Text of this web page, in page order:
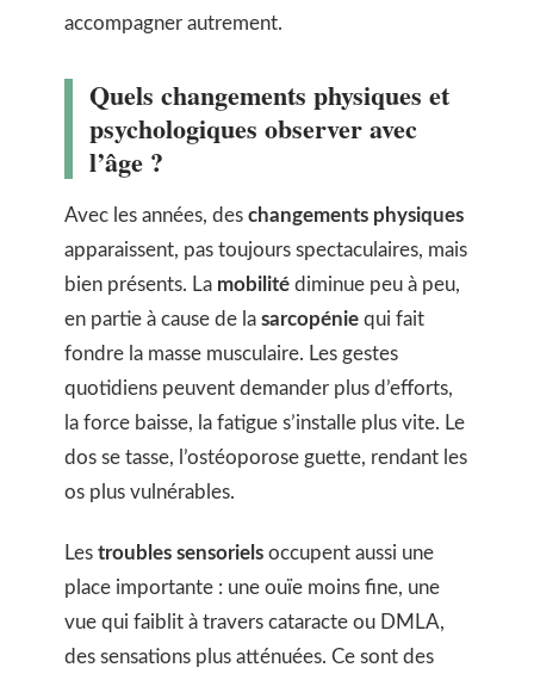
accompagner autrement.
Quels changements physiques et
psychologiques observer avec
l’âge ?
Avec les années, des changements physiques
apparaissent, pas toujours spectaculaires, mais
bien présents. La mobilité diminue peu à peu,
en partie à cause de la sarcopénie qui fait
fondre la masse musculaire. Les gestes
quotidiens peuvent demander plus d’efforts,
la force baisse, la fatigue s’installe plus vite. Le
dos se tasse, l’ostéoporose guette, rendant les
os plus vulnérables.
Les troubles sensoriels occupent aussi une
place importante : une ouïe moins fine, une
vue qui faiblit à travers cataracte ou DMLA,
des sensations plus atténuées. Ce sont des